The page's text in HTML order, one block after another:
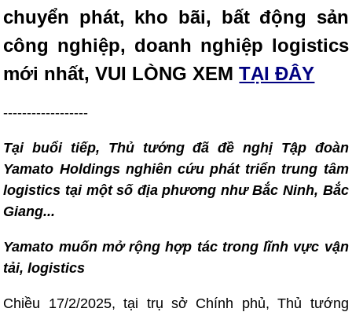
chuyển phát, kho bãi, bất động sản
công nghiệp, doanh nghiệp logistics
mới nhất, VUI LÒNG XEM TẠI ĐÂY
------------------
Tại buổi tiếp, Thủ tướng đã đề nghị Tập đoàn
Yamato Holdings nghiên cứu phát triển trung tâm
logistics tại một số địa phương như Bắc Ninh, Bắc
Giang...
Yamato muốn mở rộng hợp tác trong lĩnh vực vận
tải, logistics
Chiều 17/2/2025, tại trụ sở Chính phủ, Thủ tướng